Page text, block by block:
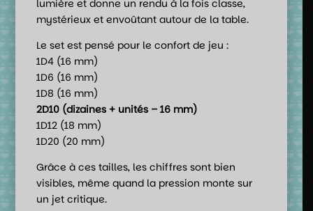
lumière et donne un rendu à la fois classe,
mystérieux et envoûtant autour de la table.
Le set est pensé pour le confort de jeu :
1D4 (16 mm)
1D6 (16 mm)
1D8 (16 mm)
2D10 (dizaines + unités – 16 mm)
1D12 (18 mm)
1D20 (20 mm)
Grâce à ces tailles, les chiffres sont bien
visibles, même quand la pression monte sur
un jet critique.